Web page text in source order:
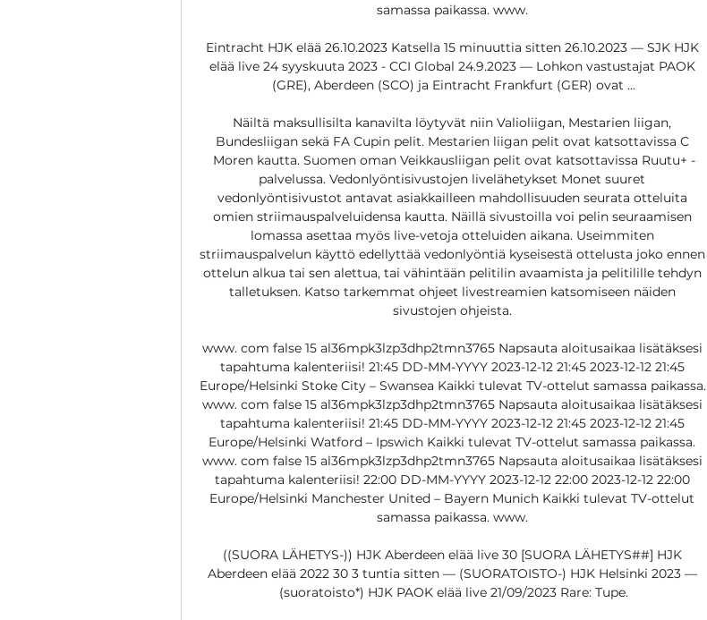
samassa paikassa. www.
Eintracht HJK elää 26.10.2023 Katsella 15 minuuttia sitten 26.10.2023 — SJK HJK
elää live 24 syyskuuta 2023 - CCI Global 24.9.2023 — Lohkon vastustajat PAOK
(GRE), Aberdeen (SCO) ja Eintracht Frankfurt (GER) ovat ...
Näiltä maksullisilta kanavilta löytyvät niin Valioliigan, Mestarien liigan,
Bundesliigan sekä FA Cupin pelit. Mestarien liigan pelit ovat katsottavissa C
Moren kautta. Suomen oman Veikkausliigan pelit ovat katsottavissa Ruutu+ -
palvelussa. Vedonlyöntisivustojen livelähetykset Monet suuret
vedonlyöntisivustot antavat asiakkailleen mahdollisuuden seurata otteluita
omien striimauspalveluidensa kautta. Näillä sivustoilla voi pelin seuraamisen
lomassa asettaa myös live-vetoja otteluiden aikana. Useimmiten
striimauspalvelun käyttö edellyttää vedonlyöntiä kyseisestä ottelusta joko ennen
ottelun alkua tai sen alettua, tai vähintään pelitilin avaamista ja pelitilille tehdyn
talletuksen. Katso tarkemmat ohjeet livestreamien katsomiseen näiden
sivustojen ohjeista.
www. com false 15 al36mpk3lzp3dhp2tmn3765 Napsauta aloitusaikaa lisätäksesi
tapahtuma kalenteriisi! 21:45 DD-MM-YYYY 2023-12-12 21:45 2023-12-12 21:45
Europe/Helsinki Stoke City – Swansea Kaikki tulevat TV-ottelut samassa paikassa.
www. com false 15 al36mpk3lzp3dhp2tmn3765 Napsauta aloitusaikaa lisätäksesi
tapahtuma kalenteriisi! 21:45 DD-MM-YYYY 2023-12-12 21:45 2023-12-12 21:45
Europe/Helsinki Watford – Ipswich Kaikki tulevat TV-ottelut samassa paikassa.
www. com false 15 al36mpk3lzp3dhp2tmn3765 Napsauta aloitusaikaa lisätäksesi
tapahtuma kalenteriisi! 22:00 DD-MM-YYYY 2023-12-12 22:00 2023-12-12 22:00
Europe/Helsinki Manchester United – Bayern Munich Kaikki tulevat TV-ottelut
samassa paikassa. www.
((SUORA LÄHETYS-)) HJK Aberdeen elää live 30 [SUORA LÄHETYS##] HJK
Aberdeen elää 2022 30 3 tuntia sitten — (SUORATOISTO-) HJK Helsinki 2023 —
(suoratoisto*) HJK PAOK elää live 21/09/2023 Rare: Tupe.